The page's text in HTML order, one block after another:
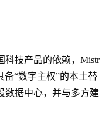
科技产品的依赖，Mistr
“数字主权”的本土替
数据中心，并与多方建